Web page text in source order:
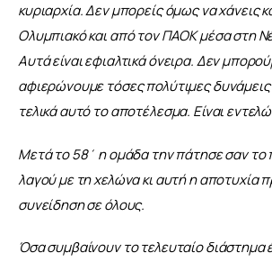
κυριαρχία. Δεν μπορείς όμως να χάνεις
Ολυμπιακό και από τον ΠΑΟΚ μέσα στη
Αυτά είναι εφιαλτικά όνειρα. Δεν
αφιερώνουμε τόσες πολύτιμες δυνάμεις
τελικά αυτό το αποτέλεσμα. Είναι
Μετά το 58΄ η ομάδα την πάτησε σαν το
λαγού με τη χελώνα κι αυτή η αποτυχία
συνείδηση σε όλους.
Όσα συμβαίνουν το τελευταίο διάστημα